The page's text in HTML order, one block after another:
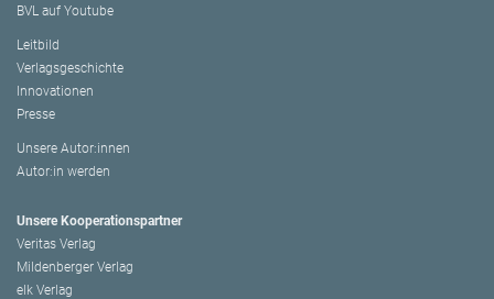
BVL auf Youtube
Leitbild
Verlagsgeschichte
Innovationen
Presse
Unsere Autor:innen
Autor:in werden
Unsere Kooperationspartner
Veritas Verlag
Mildenberger Verlag
elk Verlag